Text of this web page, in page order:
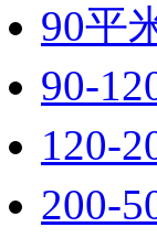
90平
90-
120-
200-